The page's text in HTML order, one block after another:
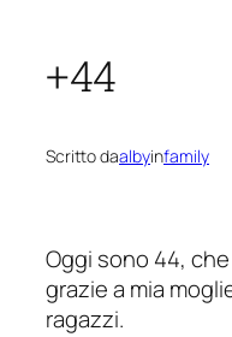
+44
Scritto daalbyinfamily
Oggi sono 44,
grazie a mia
ragazzi.